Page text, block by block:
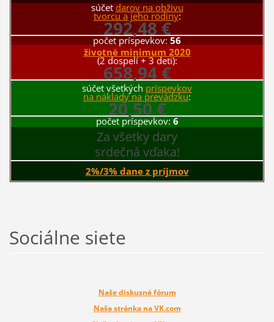
súčet darov na obživu
tvorcu a jeho rodiny:
292,48 €
počet príspevkov: 56
životné minimum 2020
(2 dospelí + 3 deti):
658,94 €
súčet všetkých príspevkov
na náklady na prevádzku:
20,50 €
počet príspevkov: 6
Za všetky dary
srdečná vďaka!
2%/3% dane z príjmov
Sociálne siete
Naše diskusné fórum
Naša stránka na VK.com